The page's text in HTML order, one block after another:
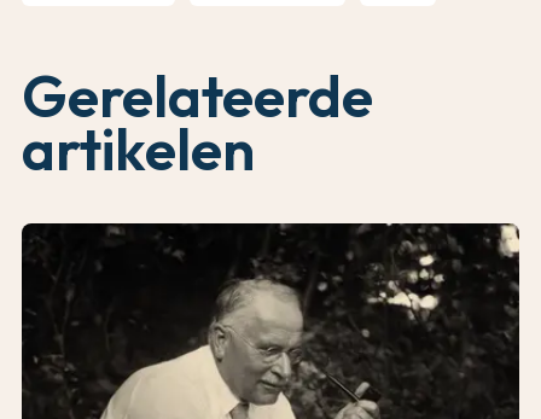
Gerelateerde
artikelen